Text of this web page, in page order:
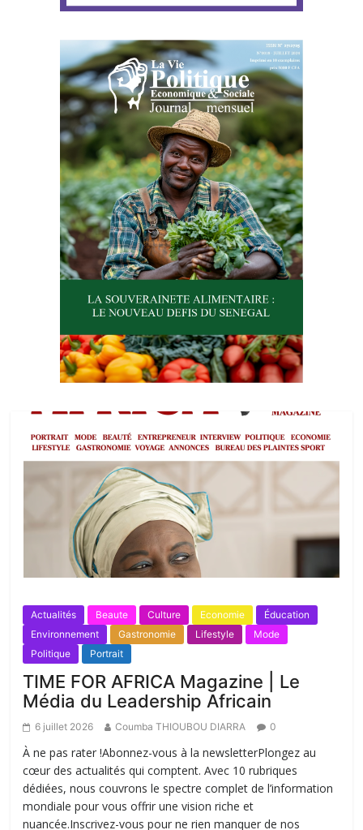
Actualités Beaute Culture Economie
Éducation
Environnement
Gastronomie Lifestyle
Mode
Politique
Portrait
TIME FOR AFRICA Magazine | Le
Média du Leadership Africain
6 juillet 2026 Coumba THIOUBOU DIARRA 0
À ne pas rater !Abonnez-vous à la newsletterPlongez au
cœur des actualités qui comptent. Avec 10 rubriques
dédiées, nous couvrons le spectre complet de l’information
mondiale pour vous offrir une vision riche et
nuancée.Inscrivez-vous pour ne rien manquer de nos